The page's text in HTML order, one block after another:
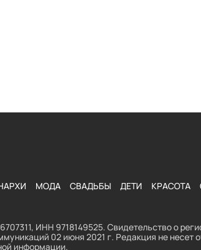
МОДА СВАДЬБЫ ДЕТИ КРАСОТА
ИНН 9718149525. Свидетельство о
02 июня 2021 г. Редакция не
информации.